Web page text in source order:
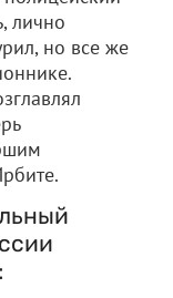
лично
но все же